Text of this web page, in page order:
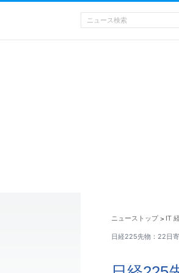
ニューストップ > IT
日経225先物：22日